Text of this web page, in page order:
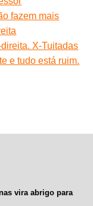
fazem mais
X-Tuitadas
e tudo está ruim.
vira abrigo para